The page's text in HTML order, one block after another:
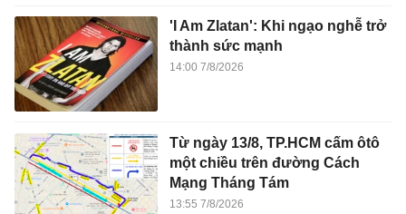
'I Am Zlatan': Khi ngạo nghễ trở
thành sức mạnh
14:00 7/8/2026
Từ ngày 13/8, TP.HCM cấm ôtô
một chiều trên đường Cách
Mạng Tháng Tám
13:55 7/8/2026